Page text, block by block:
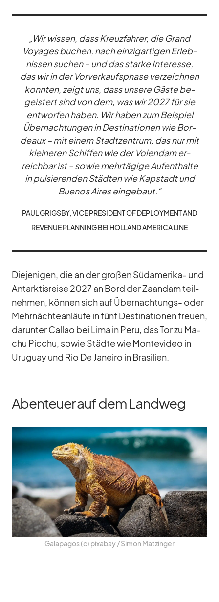
„Wir wis­sen, dass Kreuz­fah­rer, die Grand
Voy­a­ges bu­chen, nach ein­zig­ar­ti­gen Er­leb­
nis­sen su­chen – und das starke In­ter­esse,
das wir in der Vor­ver­kaufs­phase ver­zeich­nen
konn­ten, zeigt uns, dass un­sere Gäste be­
geis­tert sind von dem, was wir 2027 für sie
ent­wor­fen ha­ben. Wir ha­ben zum Bei­spiel
Über­nach­tun­gen in De­sti­na­tio­nen wie Bor­
deaux – mit ei­nem Stadt­zen­trum, das nur mit
klei­ne­ren Schif­fen wie der Vo­len­dam er­
reich­bar ist – so­wie mehr­tä­gige Auf­ent­halte
in pul­sie­ren­den Städ­ten wie Kap­stadt und
Bue­nos Ai­res ein­ge­baut.“
PAUL GRIGSBY, VICE PRE­SI­DENT OF DE­PLOY­MENT AND
RE­VE­NUE PLAN­NING BEI HOL­LAND AME­RICA LINE
Die­je­ni­gen, die an der gro­ßen Süd­ame­rika- und
Ant­ark­tis­reise 2027 an Bord der Za­an­dam teil­
neh­men, kön­nen sich auf Über­nach­tungs- oder
Mehr­näch­te­an­läufe in fünf De­sti­na­tio­nen freuen,
dar­un­ter Cal­lao bei Lima in Peru, das Tor zu Ma­
chu Pic­chu, so­wie Städte wie Mon­te­vi­deo in
Uru­guay und Rio De Ja­neiro in Bra­si­lien.
Abenteuer auf dem Landweg
Ga­la­pa­gos (c) pix­a­bay /​ Si­mon Matz­in­ger